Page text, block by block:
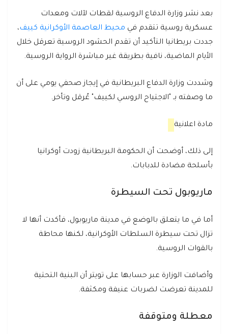
بعد نشر وزارة الدفاع الروسية لقطات لآلات ومعدات
عسكرية روسية تتقدم في محيط العاصمة الأوكرانية كييف،
جددت بريطانيا التأكيد أن تقدم الحشود الروسية تعرقل خلال
الأيام الماضية، نافية بطريقة غير مباشرة الرواية الروسية.
وشددت وزارة الدفاع البريطانية في إيجاز صحفي يومي على أن
ما وصفته بـ "الاجتياح الروسي لكييف" عُرقل وتأخر.
مادة اعلانية
إلى ذلك، أوضحت أن الحكومة البريطانية زودت أوكرانيا
بأسلحة مضادة للدبابات.
ماريوبول تحت السيطرة
أما في ما يتعلق بالوضع في مدينة ماريوبول، فأكدت أنها لا
تزال تحت سيطرة السلطات الأوكرانية، لكنها محاطة
بالقوات الروسية.
وأضافت الوزارة عبر حسابها على تويتر أن البنية التحتية
للمدينة تعرضت لضربات عنيفة ومكثفة.
معطلة ومتوقفة